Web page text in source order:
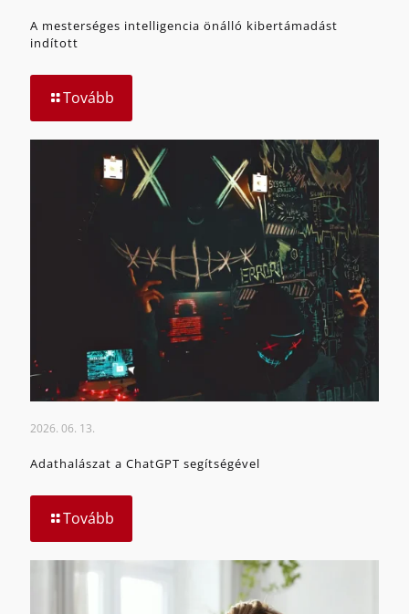
A mesterséges intelligencia önálló kibertámadást
indított
Tovább
2026. 06. 13.
Adathalászat a ChatGPT segítségével
Tovább